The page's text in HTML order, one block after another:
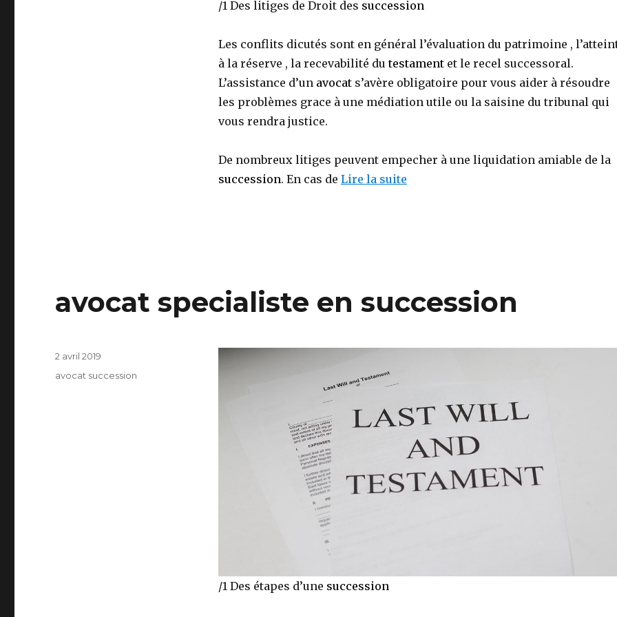
/1 Des litiges de Droit des succession
Les conflits dicutés sont en général l’évaluation du patrimoine ,
à la réserve , la recevabilité dutestamentet le recel successoral.
L’assistance d’unavocats’avère obligatoire pour vous aider à résoudre
les problèmes grace à une médiation utile ou la saisine du tribunal qui
vous rendra justice.
De nombreux litiges peuvent empecher à une liquidation amiable de la
succession. En cas de Lire la suite
avocat specialiste en succession
/1 Des étapes d’une succession
Publié
2 avril 2019
Catégories
avocat succession